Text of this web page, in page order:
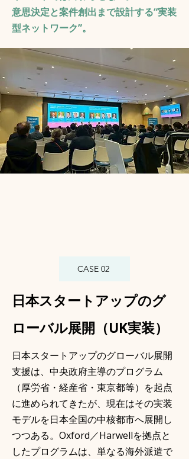
意思決定と案件創出まで設計する“実装
型ネットワーク”。
CASE 02
日本スタートアップのグ
ローバル展開（UK実装）
日本スタートアップのグローバル展開
支援は、中央政府主導のプログラム
（厚労省・経産省・東京都等）を起点
に進められてきたが、現在はその実装
モデルを日本全国の中核都市へ展開し
つつある。Oxford／Harwellを拠点と
したプログラムは、単なる海外派遣で